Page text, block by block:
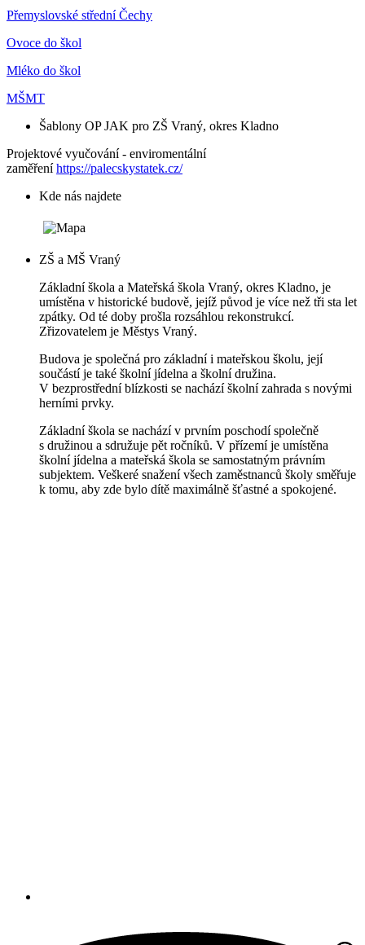
Přemyslovské střední Čechy
Ovoce do škol
Mléko do škol
MŠMT
Šablony OP JAK pro ZŠ Vraný, okres Kladno
Projektové vyučování - enviromentální
zaměřeníhttps://palecskystatek.cz/
Kde nás najdete
ZŠ a MŠ Vraný
Základní škola a Mateřská škola Vraný, okres Kladno, je
umístěna v historické budově, jejíž původ je více než tři sta let
zpátky. Od té doby prošla rozsáhlou rekonstrukcí.
Zřizovatelem je Městys Vraný.
Budova je společná pro základní i mateřskou školu, její
součástí je také školní jídelna a školní družina.
V bezprostřední blízkosti se nachází školní zahrada s novými
herními prvky.
Základní škola se nachází v prvním poschodí společně
s družinou a sdružuje pět ročníků. V přízemí je umístěna
školní jídelna a mateřská škola se samostatným právním
subjektem. Veškeré snažení všech zaměstnanců školy směřuje
k tomu, aby zde bylo dítě maximálně šťastné a spokojené.